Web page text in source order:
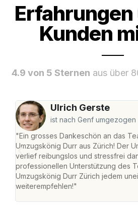
Kunden
4.9 von 5 Sternen aus über
Ulrich Gerste
ist nach Genf umgezogen
"Ein grosses Dankeschön an das
Umzugskönig Durr aus Zürich! Der
verlief reibungslos und stressfrei
professionellen Unterstützung des
Umzugskönig Durr Zürich jedem
weiterempfehlen!"